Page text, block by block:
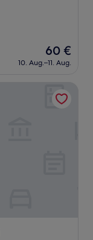
Der
Preis
beträgt
60 €
10. Aug.–11. Aug.